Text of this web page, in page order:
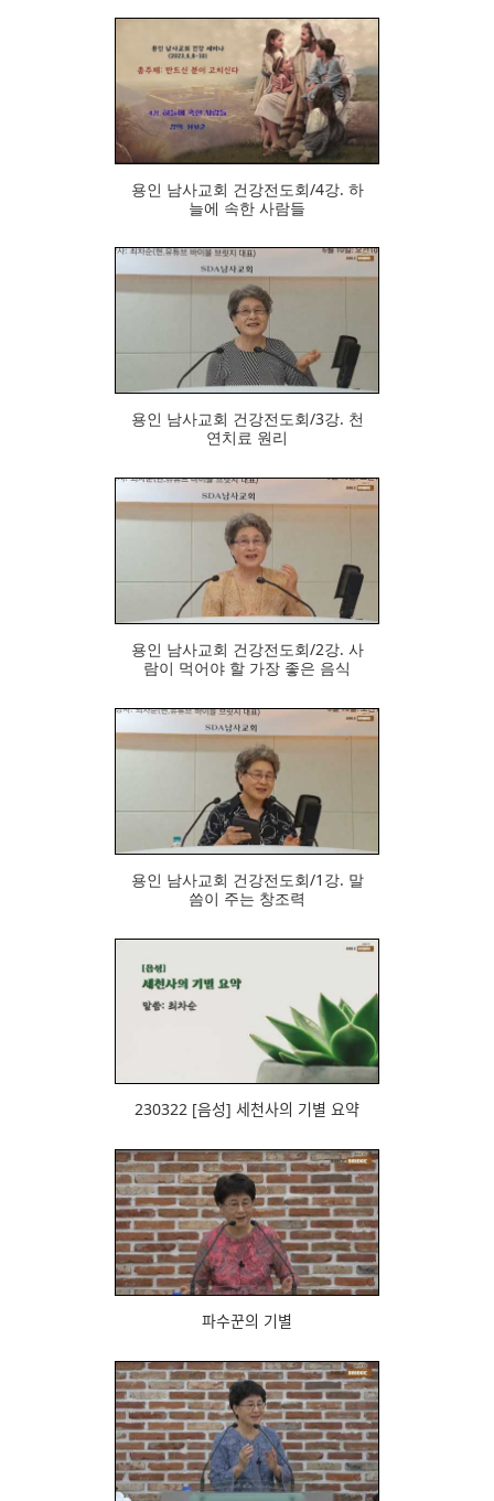
955
용인 남사교회 건강전도회/4강. 하
늘에 속한 사람들
용인 남사교회 건강전도회/3강. 천
연치료 원리
용인 남사교회 건강전도회/2강. 사
람이 먹어야 할 가장 좋은 음식
용인 남사교회 건강전도회/1강. 말
씀이 주는 창조력
230322 [음성] 세천사의 기별 요약
856
파수꾼의 기별
923